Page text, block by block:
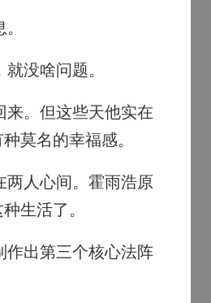
没啥问题。
。但这些天他实在
莫名的幸福感。
人心间。霍雨浩原
生活了。
出第三个核心法阵